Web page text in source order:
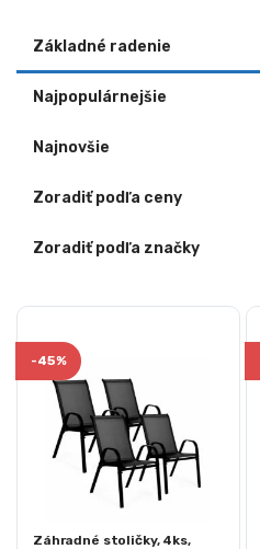
Základné radenie
Najpopulárnejšie
Najnovšie
Zoradiť podľa ceny
Zoradiť podľa značky
-45%
Záhradné stoličky, 4ks,